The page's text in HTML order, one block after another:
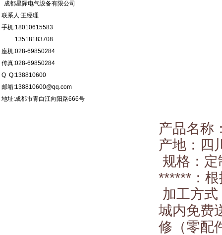
成都星际电气设备有限公司
联系人:王经理
手机:18010615583
13518183708
座机:028-69850284
传真:028-69850284
Q Q:138810600
邮箱:138810600@qq.com
地址:成都市青白江向阳路666号
产品名称
产地：
规格：
******：
加工方
城内免费
修（零配